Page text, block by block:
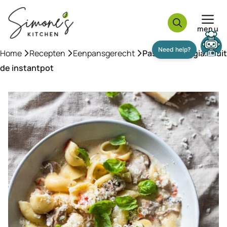
naar
inhoud
menu
Home »Recepten »Eenpansgerecht »Pasta Parmiggiano uit
de instantpot
Need help?